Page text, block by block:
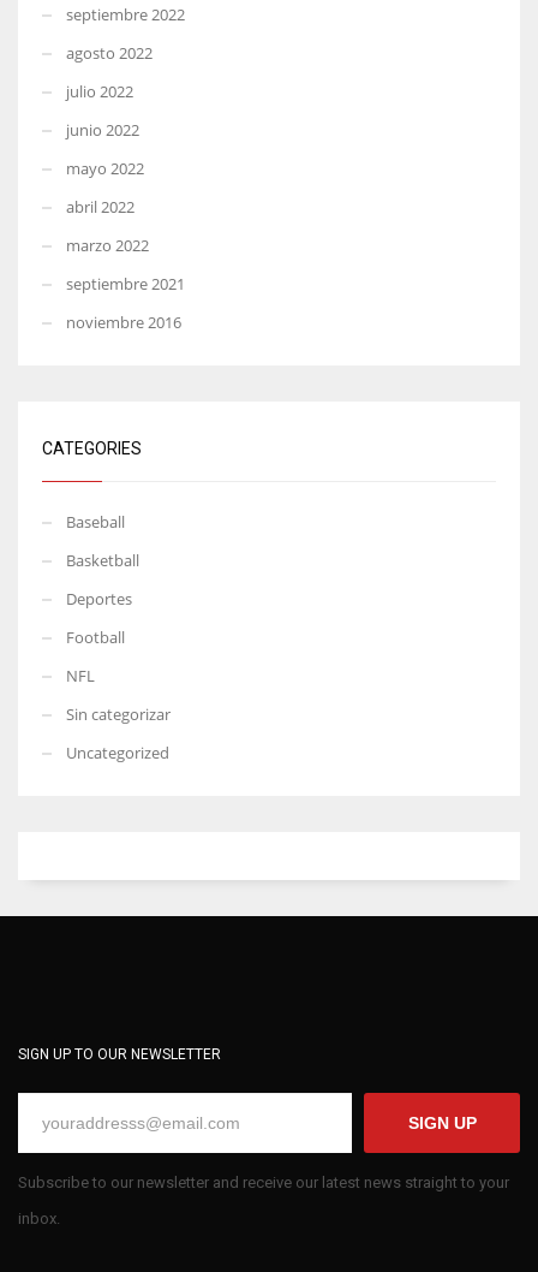
septiembre 2022
agosto 2022
julio 2022
junio 2022
mayo 2022
abril 2022
marzo 2022
septiembre 2021
noviembre 2016
CATEGORIES
Baseball
Basketball
Deportes
Football
NFL
Sin categorizar
Uncategorized
SIGN UP TO OUR NEWSLETTER
SIGN UP
Subscribe to our newsletter and receive our latest news straight to your
inbox.